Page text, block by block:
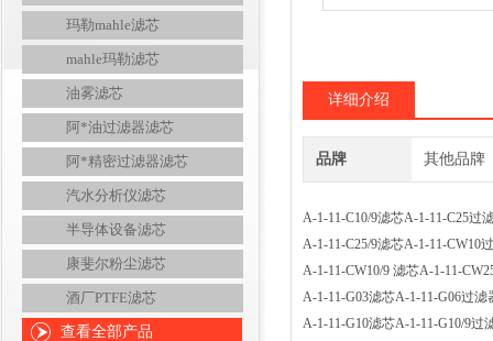
玛勒mahle滤芯
mahle玛勒滤芯
油雾滤芯
阿*油过滤器滤芯
阿*精密过滤器滤芯
汽水分析仪滤芯
半导体设备滤芯
康斐尔粉尘滤芯
酒厂PTFE滤芯
查看全部产品
详细介绍
品牌 其他品牌
A-1-11-C10/9滤芯A-1-11-C25过
A-1-11-C25/9滤芯A-1-11-CW10
A-1-11-CW10/9 滤芯A-1-11-
A-1-11-G03滤芯A-1-11-G06过
A-1-11-G10滤芯A-1-11-G10/9过